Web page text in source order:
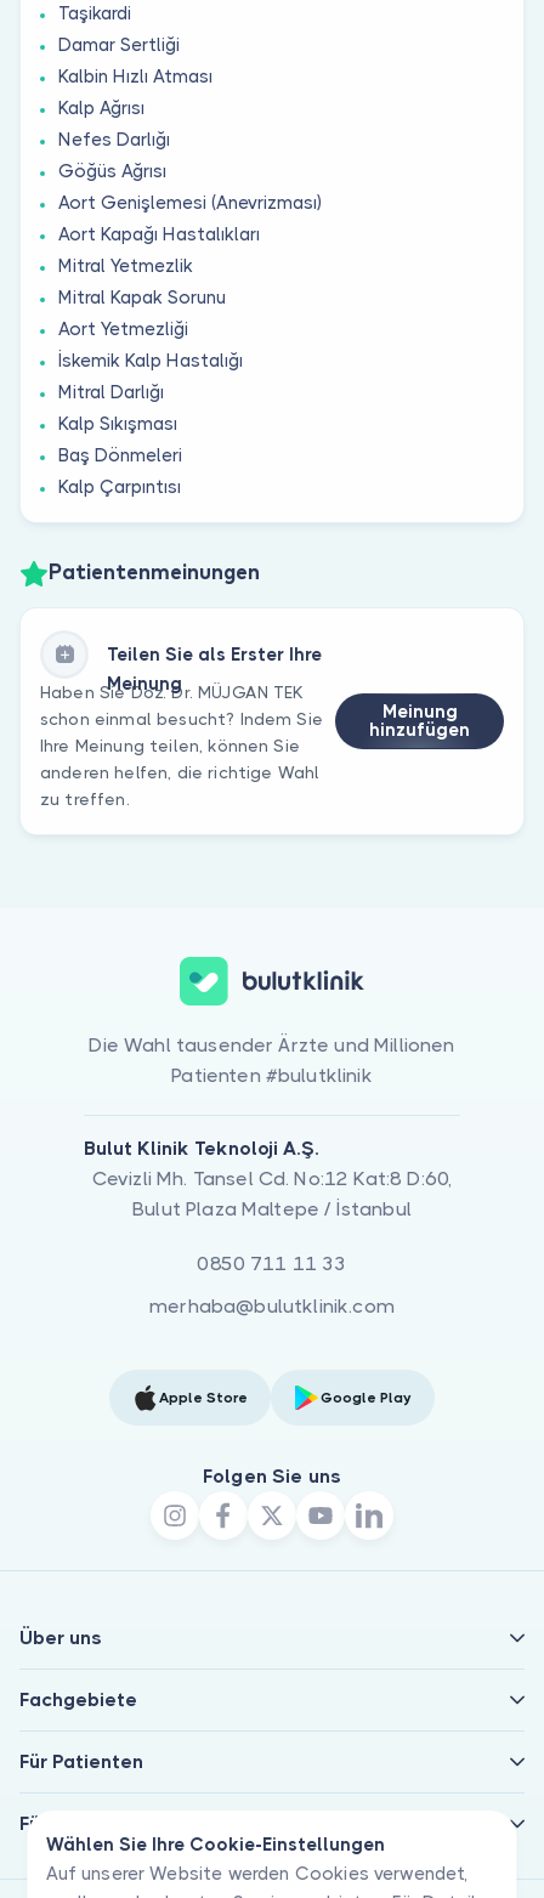
Taşikardi
Damar Sertliği
Kalbin Hızlı Atması
Kalp Ağrısı
Nefes Darlığı
Göğüs Ağrısı
Aort Genişlemesi (Anevrizması)
Aort Kapağı Hastalıkları
Mitral Yetmezlik
Mitral Kapak Sorunu
Aort Yetmezliği
İskemik Kalp Hastalığı
Mitral Darlığı
Kalp Sıkışması
Baş Dönmeleri
Kalp Çarpıntısı
Patientenmeinungen
Teilen Sie als Erster Ihre
Meinung
Haben Sie Doz. Dr. MÜJGAN TEK
schon einmal besucht? Indem Sie
Ihre Meinung teilen, können Sie
anderen helfen, die richtige Wahl
zu treffen.
Meinung
hinzufügen
Wählen Sie Ihre Cookie-Einstellungen
Auf unserer Website werden Cookies verwendet,
Die Wahl tausender Ärzte und Millionen
Patienten #bulutklinik
Bulut Klinik Teknoloji A.Ş.
Cevizli Mh. Tansel Cd. No:12 Kat:8 D:60,
Bulut Plaza Maltepe / İstanbul
0850 711 11 33
merhaba@bulutklinik.com
Apple Store Google Play
Folgen Sie uns
Über uns
Fachgebiete
Für Patienten
Für Ärzte